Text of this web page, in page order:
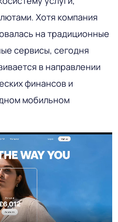
Хотя компания
на традиционные
сервисы, сегодня
в направлении
финансов и
мобильном